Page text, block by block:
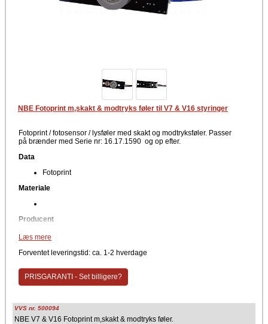
unødigt hårdt på fyret efterfølgende.
NBE Fotoprint m,skakt & modtryks føler til V7 & V16 styringer
Fotoprint / fotosensor / lysføler med skakt og modtryksføler. Passer
på brænder med Serie nr: 16.17.1590 og op efter.
Data
Fotoprint
Materiale
Producent
NBE
Er du i tvivl om fotoprintet passer til din model, så kontakt vores support
for yderligere informationer. Se eventuelt vores andre reservedele til
Scotte, Woody, RTB. Blackstar, Phoenix pillefyr.
Læs mere
Forventet leveringstid: ca. 1-2 hverdage
PRISGARANTI - Set billigere?
VVS nr. 500094
NBE V7 & V16 Fotoprint m,skakt & modtryks føler.